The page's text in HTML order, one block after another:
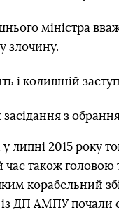
міністра
злочину.
і колишній
з
липні 2015 року
час також
корабельний
ДП АМПУ почали